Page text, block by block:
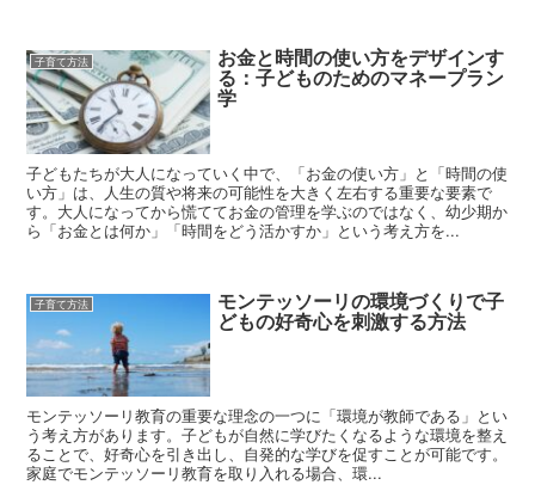
子育て方法 お金と時間の使い方をデザインす
る：子どものためのマネープラン
学
子どもたちが大人になっていく中で、「お金の使い方」と「時間の使
い方」は、人生の質や将来の可能性を大きく左右する重要な要素で
す。大人になってから慌ててお金の管理を学ぶのではなく、幼少期か
ら「お金とは何か」「時間をどう活かすか」という考え方を...
子育て方法 モンテッソーリの環境づくりで子
どもの好奇心を刺激する方法
モンテッソーリ教育の重要な理念の一つに「環境が教師である」とい
う考え方があります。子どもが自然に学びたくなるような環境を整え
ることで、好奇心を引き出し、自発的な学びを促すことが可能です。
家庭でモンテッソーリ教育を取り入れる場合、環...